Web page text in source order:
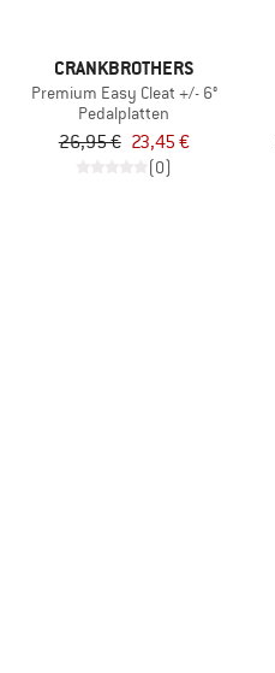
CRANKBROTHERS
Premium Easy Cleat +/- 6°
Pedalplatten
26,95 € 23,45 €
(0)